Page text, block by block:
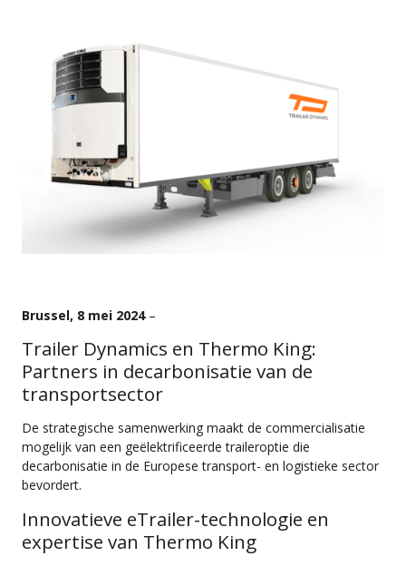
Brussel, 8 mei 2024–
Trailer Dynamics en Thermo King:
Partners in decarbonisatie van de
transportsector
De strategische samenwerking maakt de commercialisatie
mogelijk van een geëlektrificeerde traileroptie die
decarbonisatie in de Europese transport- en logistieke sector
bevordert.
Innovatieve eTrailer-technologie en
expertise van Thermo King